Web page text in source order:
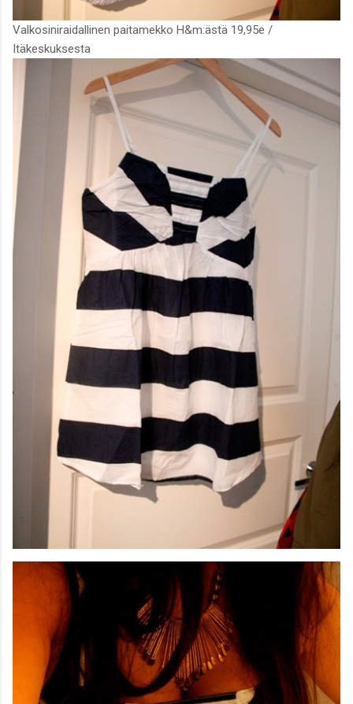
Valkosiniraidallinen paitamekko H&m:ästä 19,95e /
Itäkeskuksesta